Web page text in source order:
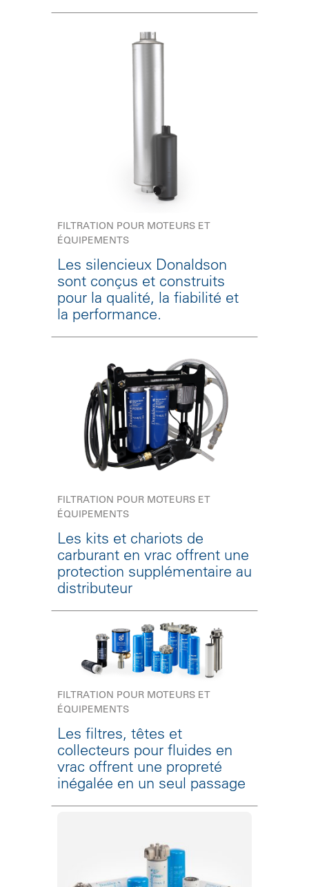
FILTRATION POUR MOTEURS ET
ÉQUIPEMENTS
Les silencieux Donaldson
sont conçus et construits
pour la qualité, la fiabilité et
la performance.
FILTRATION POUR MOTEURS ET
ÉQUIPEMENTS
Les kits et chariots de
carburant en vrac offrent une
protection supplémentaire au
distributeur
FILTRATION POUR MOTEURS ET
ÉQUIPEMENTS
Les filtres, têtes et
collecteurs pour fluides en
vrac offrent une propreté
inégalée en un seul passage